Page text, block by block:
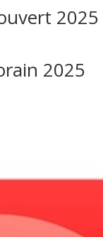
2025
2025